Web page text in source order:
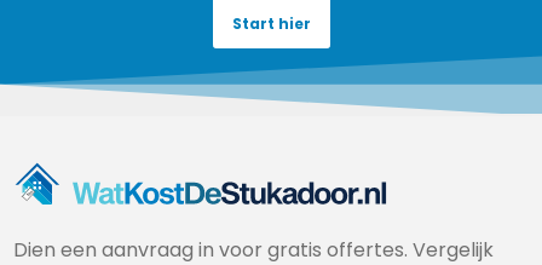
Start hier
Dien een aanvraag in voor gratis offertes. Vergelijk